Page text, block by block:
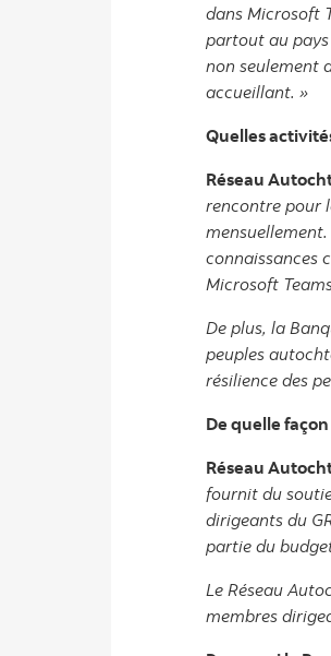
dans Microsoft
partout au pays
non seulement
accueillant. »
Quelles
Réseau
rencontre pour
mensuellement.
connaissances
Microsoft
De plus, la
peuples
résilience des
De quelle
Réseau
fournit du
dirigeants du
partie du
Le Réseau
membres